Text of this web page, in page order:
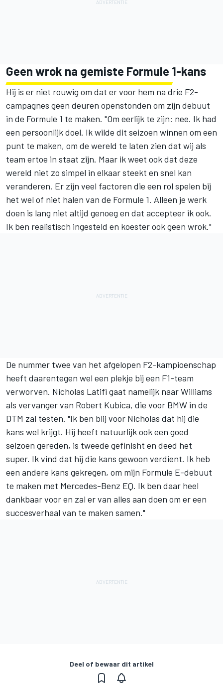
Geen wrok na gemiste Formule 1-kans
Hij is er niet rouwig om dat er voor hem na drie F2-
campagnes geen deuren openstonden om zijn debuut
in de Formule 1 te maken. "Om eerlijk te zijn: nee. Ik had
een persoonlijk doel. Ik wilde dit seizoen winnen om een
punt te maken, om de wereld te laten zien dat wij als
team ertoe in staat zijn. Maar ik weet ook dat deze
wereld niet zo simpel in elkaar steekt en snel kan
veranderen. Er zijn veel factoren die een rol spelen bij
het wel of niet halen van de Formule 1. Alleen je werk
doen is lang niet altijd genoeg en dat accepteer ik ook.
Ik ben realistisch ingesteld en koester ook geen wrok."
De nummer twee van het afgelopen F2-kampioenschap
heeft daarentegen wel een plekje bij een F1-team
verworven. Nicholas Latifi gaat namelijk naar Williams
als vervanger van Robert Kubica, die voor BMW in de
DTM zal testen. "Ik ben blij voor Nicholas dat hij die
kans wel krijgt. Hij heeft natuurlijk ook een goed
seizoen gereden, is tweede gefinisht en deed het
super. Ik vind dat hij die kans gewoon verdient. Ik heb
een andere kans gekregen, om mijn Formule E-debuut
te maken met Mercedes-Benz EQ. Ik ben daar heel
dankbaar voor en zal er van alles aan doen om er een
succesverhaal van te maken samen."
Deel of bewaar dit artikel